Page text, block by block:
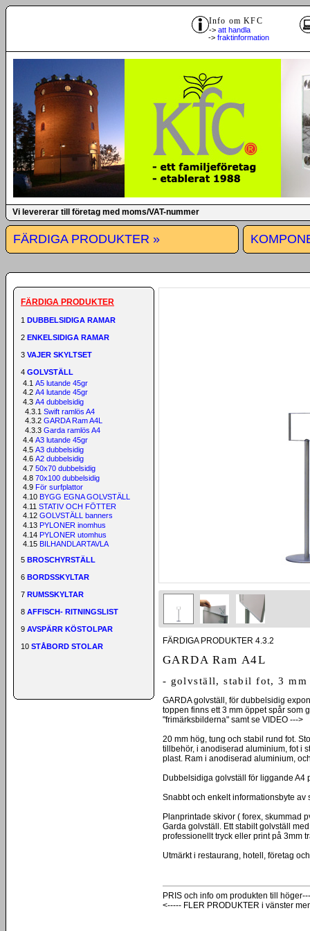
Info om KFC
-> att handla
-> fraktinformation
Vi levererar till företag med moms/VAT-nummer
FÄRDIGA PRODUKTER »
FÄRDIGA PRODUKTER
1 DUBBELSIDIGA RAMAR
2 ENKELSIDIGA RAMAR
3 VAJER SKYLTSET
4 GOLVSTÄLL
4.1 A5 lutande 45gr
4.2 A4 lutande 45gr
4.3 A4 dubbelsidig
4.3.1 Swift ramlös A4
4.3.2 GARDA Ram A4L
4.3.3 Garda ramlös A4
4.4 A3 lutande 45gr
4.5 A3 dubbelsidig
4.6 A2 dubbelsidig
4.7 50x70 dubbelsidig
4.8 70x100 dubbelsidig
4.9 För surfplattor
4.10 BYGG EGNA GOLVSTÄLL
4.11 STATIV OCH FÖTTER
4.12 GOLVSTÄLL banners
4.13 PYLONER inomhus
4.14 PYLONER utomhus
4.15 BILHANDLARTAVLA
5 BROSCHYRSTÄLL
6 BORDSSKYLTAR
7 RUMSSKYLTAR
8 AFFISCH- RITNINGSLIST
9 AVSPÄRR KÖSTOLPAR
10 STÅBORD STOLAR
FÄRDIGA PRODUKTER 4.3.2
GARDA Ram A4L
- golvställ, stabil fot, 3 mm
GARDA golvställ, för dubbelsidig
toppen finns ett 3 mm öppet spår som
"frimärksbilderna" samt se VIDEO --->
20 mm hög, tung och stabil rund fot.
tillbehör, i anodiserad aluminium, fot i
plast. Ram i anodiserad aluminium,
Dubbelsidiga golvställ för liggande A4
Snabbt och enkelt informationsbyte
Planprintade skivor ( forex, skummad
Garda golvställ. Ett stabilt golvställ
professionellt tryck eller print på 3mm
Utmärkt i restaurang, hotell, företag
PRIS och info om produkten till
<----- FLER PRODUKTER i vänster